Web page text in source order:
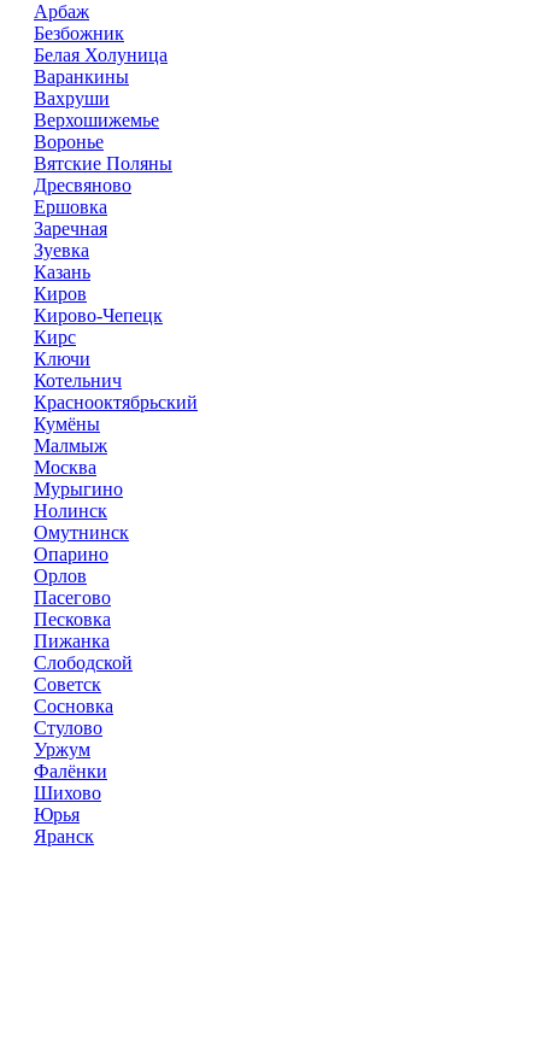
Арбаж
Безбожник
Белая Холуница
Варанкины
Вахруши
Верхошижемье
Воронье
Вятские Поляны
Дресвяново
Ершовка
Заречная
Зуевка
Казань
Киров
Кирово-Чепецк
Кирс
Ключи
Котельнич
Краснооктябрьский
Кумёны
Малмыж
Москва
Мурыгино
Нолинск
Омутнинск
Опарино
Орлов
Пасегово
Песковка
Пижанка
Слободской
Советск
Сосновка
Стулово
Уржум
Фалёнки
Шихово
Юрья
Яранск